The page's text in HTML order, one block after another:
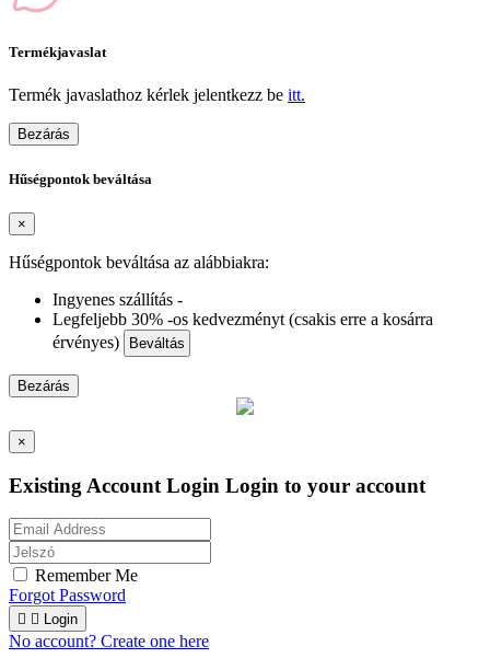
Termékjavaslat
Termék javaslathoz kérlek jelentkezz be itt.
Bezárás
Hűségpontok beváltása
×
Hűségpontok beváltása az alábbiakra:
Ingyenes szállítás -
Legfeljebb 30% -os kedvezményt (csakis erre a kosárra
érvényes)
Beváltás
Bezárás
×
Existing Account Login Login to your account
Remember Me
Forgot Password
  Login
No account? Create one here